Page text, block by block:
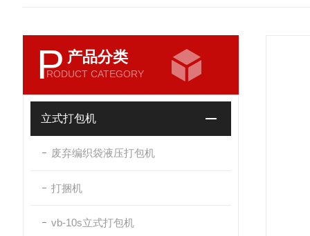
P 产品分类
RODUCT CATEGORY
立式打包机
废弃编织袋液压打包机
打捆机
vb-10s立式打包机